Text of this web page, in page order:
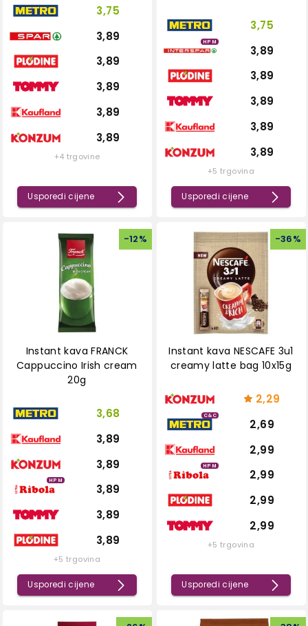
3,75
3,89
3,89
3,89
3,89
3,89
+4 trgovine
Usporedi cijene
3,75
HPM
3,89
3,89
3,89
3,89
3,89
+5 trgovina
Usporedi cijene
-12%
Instant kava FRANCK
Cappuccino Irish cream
20g
3,68
3,89
3,89
HPM
3,89
3,89
3,89
+5 trgovina
Usporedi cijene
-36%
Instant kava NESCAFE 3u1
creamy latte bag 10x15g
2,29
C&C
2,69
2,99
HPM
2,99
2,99
2,99
+5 trgovina
Usporedi cijene